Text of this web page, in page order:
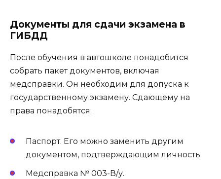
Документы для сдачи экзамена в
ГИБДД
После обучения в автошколе понадобится
собрать пакет документов, включая
медсправки. Он необходим для допуска к
государственному экзамену. Сдающему на
права понадобятся:
Паспорт. Его можно заменить другим
документом, подтверждающим личность.
Медсправка № 003-В/у.